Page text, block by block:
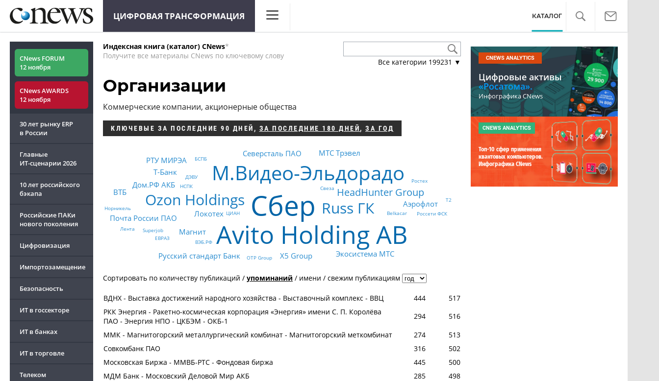
ЦИФРОВАЯ ТРАНСФОРМАЦИЯ
Аналитика
Техника
ТВ
КАТАЛОГ
CNews FORUM
12 ноября
CNews AWARDS
12 ноября
30 лет рынку ERP
в России
Главные
ИТ-сценарии 2026
10 лет российского
бэкапа
Российские ПАКи
нового поколения
Цифровизация
Импортозамещение
Безопасность
ИТ в госсекторе
ИТ в банках
ИТ в торговле
Телеком
Индексная книга (каталог) CNews*
Получите все материалы CNews по ключевому слову
Все категории 199231 ▼
Организации
Коммерческие компании, акционерные общества
КЛЮЧЕВЫЕ ЗА ПОСЛЕДНИЕ 90 ДНЕЙ , ЗА ПОСЛЕДНИЕ 180 ДНЕЙ, ЗА ГОД
Сбер
Avito Holding AB
М.Видео-Эльдорадо
Ozon Holdings Russ ГК
HeadHunter Group
Почта России ПАО
Т-Банк
Магнит
Аэрофлот
X5 Group
Дом.РФ АКБ
Северсталь ПАО
Локотех
РТУ МИРЭА
Экосистема МТС
Русский стандарт Банк
ВТБ
МТС Трэвел
Belkacar
Лента
Россети ФСК
OTP Group
ДЭВУ
Ростех
ВЭБ.РФ
Норникель
НСПК
БСПБ
ЦИАН
Т2
Superjob
Свеза
ЕВРАЗ
Сортировать по количеству публикаций / упоминаний / имени / свежим публикациям
ВДНХ - Выставка достижений народного хозяйства - Выставочный комплекс - ВВЦ 444
517
РКК Энергия - Ракетно-космическая корпорация «Энергия» имени С. П. Королёва
ПАО - Энергия НПО - ЦКБЭМ - ОКБ-1
294
516
ММК - Магнитогорский металлургический комбинат - Магнитогорский меткомбинат
274
513
Совкомбанк ПАО
316
502
Московская Биржа - ММВБ-РТС - Фондовая биржа
445
500
МДМ Банк - Московский Деловой Мир АКБ
285
498
CNEWS ANALYTICS
Цифровые активы
«Росатома».
Инфографика CNews
CNEWS ANALYTICS
Топ-10 сфер применения
квантовых компьютеров.
Инфографика CNews